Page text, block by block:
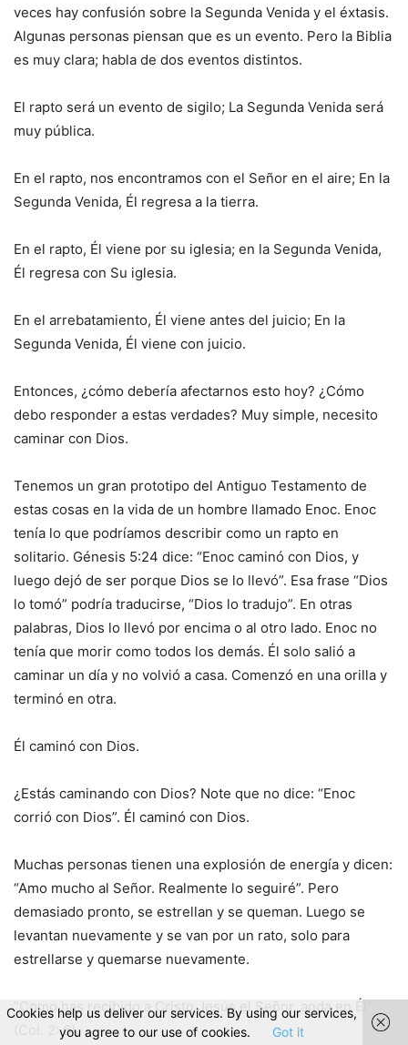
veces hay confusión sobre la Segunda Venida y el éxtasis.
Algunas personas piensan que es un evento. Pero la Biblia
es muy clara; habla de dos eventos distintos.
El rapto será un evento de sigilo; La Segunda Venida será
muy pública.
En el rapto, nos encontramos con el Señor en el aire; En la
Segunda Venida, Él regresa a la tierra.
En el rapto, Él viene por su iglesia; en la Segunda Venida,
Él regresa con Su iglesia.
En el arrebatamiento, Él viene antes del juicio; En la
Segunda Venida, Él viene con juicio.
Entonces, ¿cómo debería afectarnos esto hoy? ¿Cómo
debo responder a estas verdades? Muy simple, necesito
caminar con Dios.
Tenemos un gran prototipo del Antiguo Testamento de
estas cosas en la vida de un hombre llamado Enoc. Enoc
tenía lo que podríamos describir como un rapto en
solitario. Génesis 5:24 dice: “Enoc caminó con Dios, y
luego dejó de ser porque Dios se lo llevó”. Esa frase “Dios
lo tomó” podría traducirse, “Dios lo tradujo”. En otras
palabras, Dios lo llevó por encima o al otro lado. Enoc no
tenía que morir como todos los demás. Él solo salió a
caminar un día y no volvió a casa. Comenzó en una orilla y
terminó en otra.
Él caminó con Dios.
¿Estás caminando con Dios? Note que no dice: “Enoc
corrió con Dios”. Él caminó con Dios.
Muchas personas tienen una explosión de energía y dicen:
“Amo mucho al Señor. Realmente lo seguiré”. Pero
demasiado pronto, se estrellan y se queman. Luego se
levantan nuevamente y se van por un rato, solo para
estrellarse y quemarse nuevamente.
“Como has recibido a Cristo Jesús el Señor, anda en Él”
(Col. 2: 6).
Cookies help us deliver our services. By using our services,
you agree to our use of cookies.
Got it